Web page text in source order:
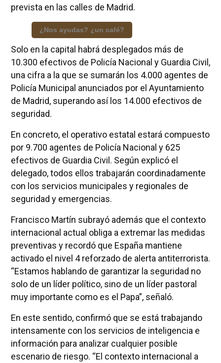
prevista en las calles de Madrid.
¿Nos ayudas? ¿un café?
Solo en la capital habrá desplegados más de
10.300 efectivos de Policía Nacional y Guardia Civil,
una cifra a la que se sumarán los 4.000 agentes de
Policía Municipal anunciados por el Ayuntamiento
de Madrid, superando así los 14.000 efectivos de
seguridad.
En concreto, el operativo estatal estará compuesto
por 9.700 agentes de Policía Nacional y 625
efectivos de Guardia Civil. Según explicó el
delegado, todos ellos trabajarán coordinadamente
con los servicios municipales y regionales de
seguridad y emergencias.
Francisco Martín subrayó además que el contexto
internacional actual obliga a extremar las medidas
preventivas y recordó que España mantiene
activado el nivel 4 reforzado de alerta antiterrorista.
“Estamos hablando de garantizar la seguridad no
solo de un líder político, sino de un líder pastoral
muy importante como es el Papa”, señaló.
En este sentido, confirmó que se está trabajando
intensamente con los servicios de inteligencia e
información para analizar cualquier posible
escenario de riesgo. “El contexto internacional a